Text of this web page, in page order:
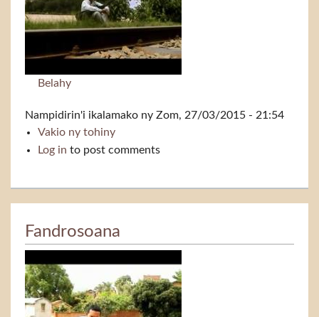
Belahy
Nampidirin'i ikalamako ny Zom, 27/03/2015 - 21:54
Vakio ny tohinyIkalamara
Log in to post comments
Fandrosoana